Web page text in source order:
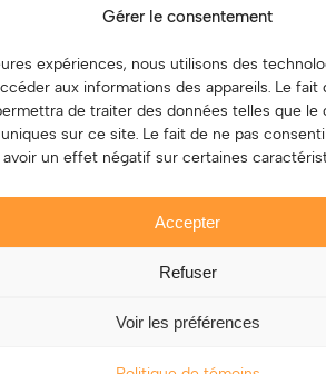
Gérer le consentement
expériences, nous utilisons des
aux informations des appareils. Le
de traiter des données telles que le
sur ce site. Le fait de ne pas
un effet négatif sur certaines
Accepter
Refuser
Voir les préférences